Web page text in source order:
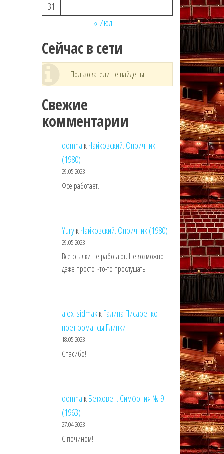
31
« Июл
Сейчас в сети
Пользователи не найдены
Свежие
комментарии
domna кЧайковский. Опричник
(1980)
29.05.2023
Фсе работает.
YuryкЧайковский. Опричник (1980)
29.05.2023
Все ссылки не работают. Невозможно
даже просто что-то прослушать.
alex-sidmakкГалина Писаренко
поет романсы Глинки
18.05.2023
Спасибо!
domna кБетховен. Симфония № 9
(1963)
27.04.2023
С почином!